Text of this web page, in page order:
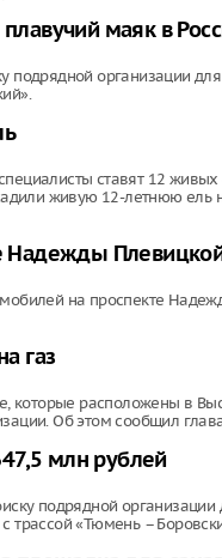
маяк в
организации
ставят 12
живую 12-летнюю ель
Надежды
на проспекте
газ
которые расположены в
Об этом сообщил
млн рублей
подрядной
трассой «Тюмень –